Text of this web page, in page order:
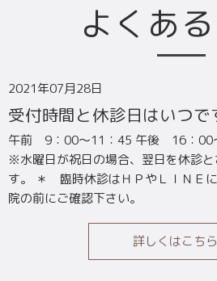
よくあ
2021年07月28日
受付時間と休診日はいつで
午前 9：00～11：45 午後 16：00
※水曜日が祝日の場合、翌日を休診
す。 ＊ 臨時休診はＨＰやＬＩＮＥ
院の前にご確認下さい。
詳しくはこちら